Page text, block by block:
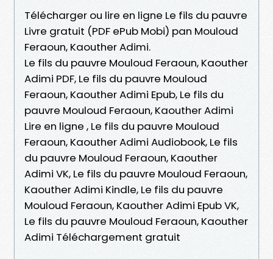
Télécharger ou lire en ligne Le fils du pauvre
Livre gratuit (PDF ePub Mobi) pan Mouloud
Feraoun, Kaouther Adimi.
Le fils du pauvre Mouloud Feraoun, Kaouther
Adimi PDF, Le fils du pauvre Mouloud
Feraoun, Kaouther Adimi Epub, Le fils du
pauvre Mouloud Feraoun, Kaouther Adimi
Lire en ligne , Le fils du pauvre Mouloud
Feraoun, Kaouther Adimi Audiobook, Le fils
du pauvre Mouloud Feraoun, Kaouther
Adimi VK, Le fils du pauvre Mouloud Feraoun,
Kaouther Adimi Kindle, Le fils du pauvre
Mouloud Feraoun, Kaouther Adimi Epub VK,
Le fils du pauvre Mouloud Feraoun, Kaouther
Adimi Téléchargement gratuit